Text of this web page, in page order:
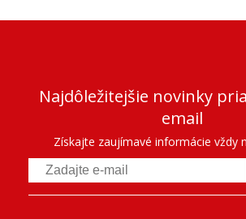
Najdôležitejšie novinky
email
Získajte zaujímavé informácie vždy